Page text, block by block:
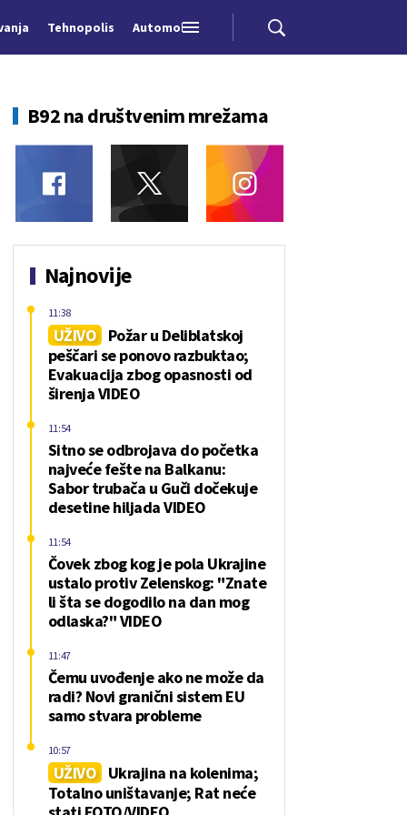
Tehnopolis Automobili
B92 na društvenim mrežama
Najnovije
UŽIVO
Požar u Deliblatskoj
peščari se ponovo razbuktao;
Evakuacija zbog opasnosti od
širenja VIDEO
11:38
Sitno se odbrojava do početka
najveće fešte na Balkanu:
Sabor trubača u Guči dočekuje
desetine hiljada VIDEO
11:54
Čovek zbog kog je pola Ukrajine
ustalo protiv Zelenskog: "Znate
li šta se dogodilo na dan mog
odlaska?" VIDEO
11:54
Čemu uvođenje ako ne može da
radi? Novi granični sistem EU
samo stvara probleme
11:47
UŽIVO
Ukrajina na kolenima;
Totalno uništavanje; Rat neće
10:57